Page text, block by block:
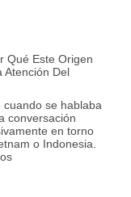
Qué Este Origen
Atención Del
se hablaba
conversación
en torno
o Indonesia.